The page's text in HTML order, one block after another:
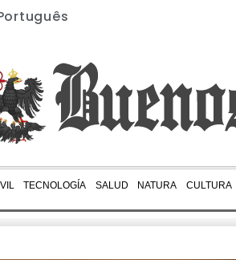
TECNOLOGÍA SALUD NATURA CULTURA